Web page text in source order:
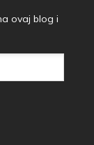
ovaj blog i